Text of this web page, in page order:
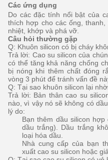
Các ứng dụng
Do các đặc tính nổi bật của
thích hợp cho các ống,
nhiệt, khớp và phá vỡ.
Câu hỏi thường gặp
Q: Khuôn silicon có bị cháy
Trả lời: Cao su silicon của
có thể tăng khả năng chống
bị nóng khi thêm chất đóng
vòng 3 phút để tránh vấn đề
Q: Tại sao khuôn silicon lại
Trả lời: Bản thân cao su
nào, vì vậy nó sẽ không có
lý do:
Bạn thêm dầu silicon
dầu trắng). Dầu trắng
loại hóa dầu.
Nhà cung cấp của bạn
xuất cao su silicon hoặc